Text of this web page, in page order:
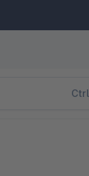
Ctrl